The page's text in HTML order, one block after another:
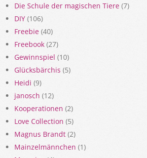
Die Schule der magischen Tiere (7)
DIY (106)
Freebie (40)
Freebook (27)
Gewinnspiel (10)
Glücksbärchis (5)
Heidi (9)
janosch (12)
Kooperationen (2)
Love Collection (5)
Magnus Brandt (2)
Mainzelmännchen (1)